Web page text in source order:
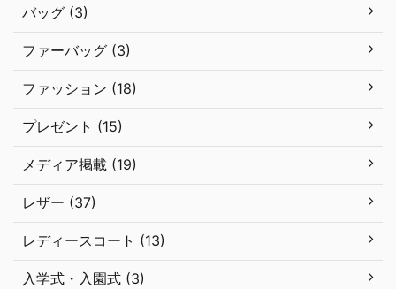
バッグ (3)
ファーバッグ (3)
ファッション (18)
プレゼント (15)
メディア掲載 (19)
レザー (37)
レディースコート (13)
入学式・入園式 (3)